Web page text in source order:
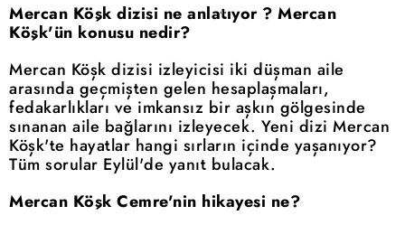
Mercan Köşk dizisi ne anlatıyor ? Mercan
Köşk'ün konusu nedir?
Mercan Köşk dizisi izleyicisi iki düşman aile
arasında geçmişten gelen hesaplaşmaları,
fedakarlıkları ve imkansız bir aşkın gölgesinde
sınanan aile bağlarını izleyecek. Yeni dizi Mercan
Köşk'te hayatlar hangi sırların içinde yaşanıyor?
Tüm sorular Eylül'de yanıt bulacak.
Mercan Köşk Cemre'nin hikayesi ne?